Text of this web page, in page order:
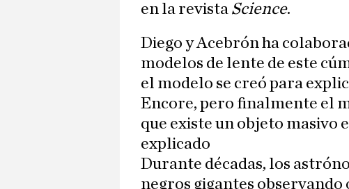
en la revista Science.
Diego y Acebrón ha
modelos de lente de este
el modelo se creó para
Encore, pero finalmente el
que existe un objeto masivo
explicado
Durante décadas, los
negros gigantes